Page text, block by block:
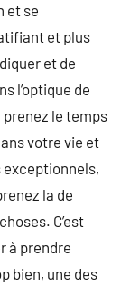
et se
et plus
et de
l’optique de
le temps
votre vie et
exceptionnels,
la de
C’est
à prendre
bien, une des